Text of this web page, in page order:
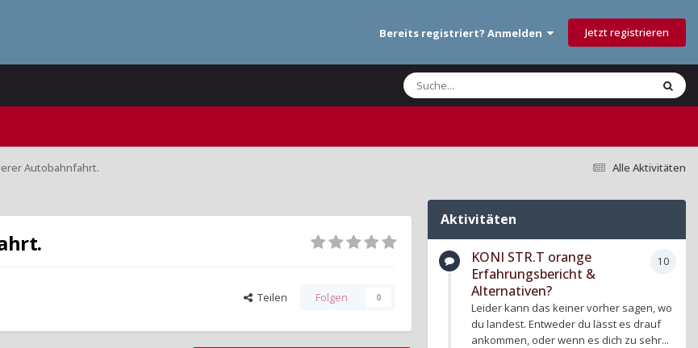
Bereits registriert? Anmelden Jetzt registrieren
Alle Aktivitäten
Autobahnfahrt.
Teilen Folgen 0
Aktivitäten
10
KONI STR.T orange
Erfahrungsbericht &
Alternativen?
Leider kann das keiner vorher sagen, wo
du landest. Entweder du lässt es drauf
ankommen, oder wenn es dich zu sehr...